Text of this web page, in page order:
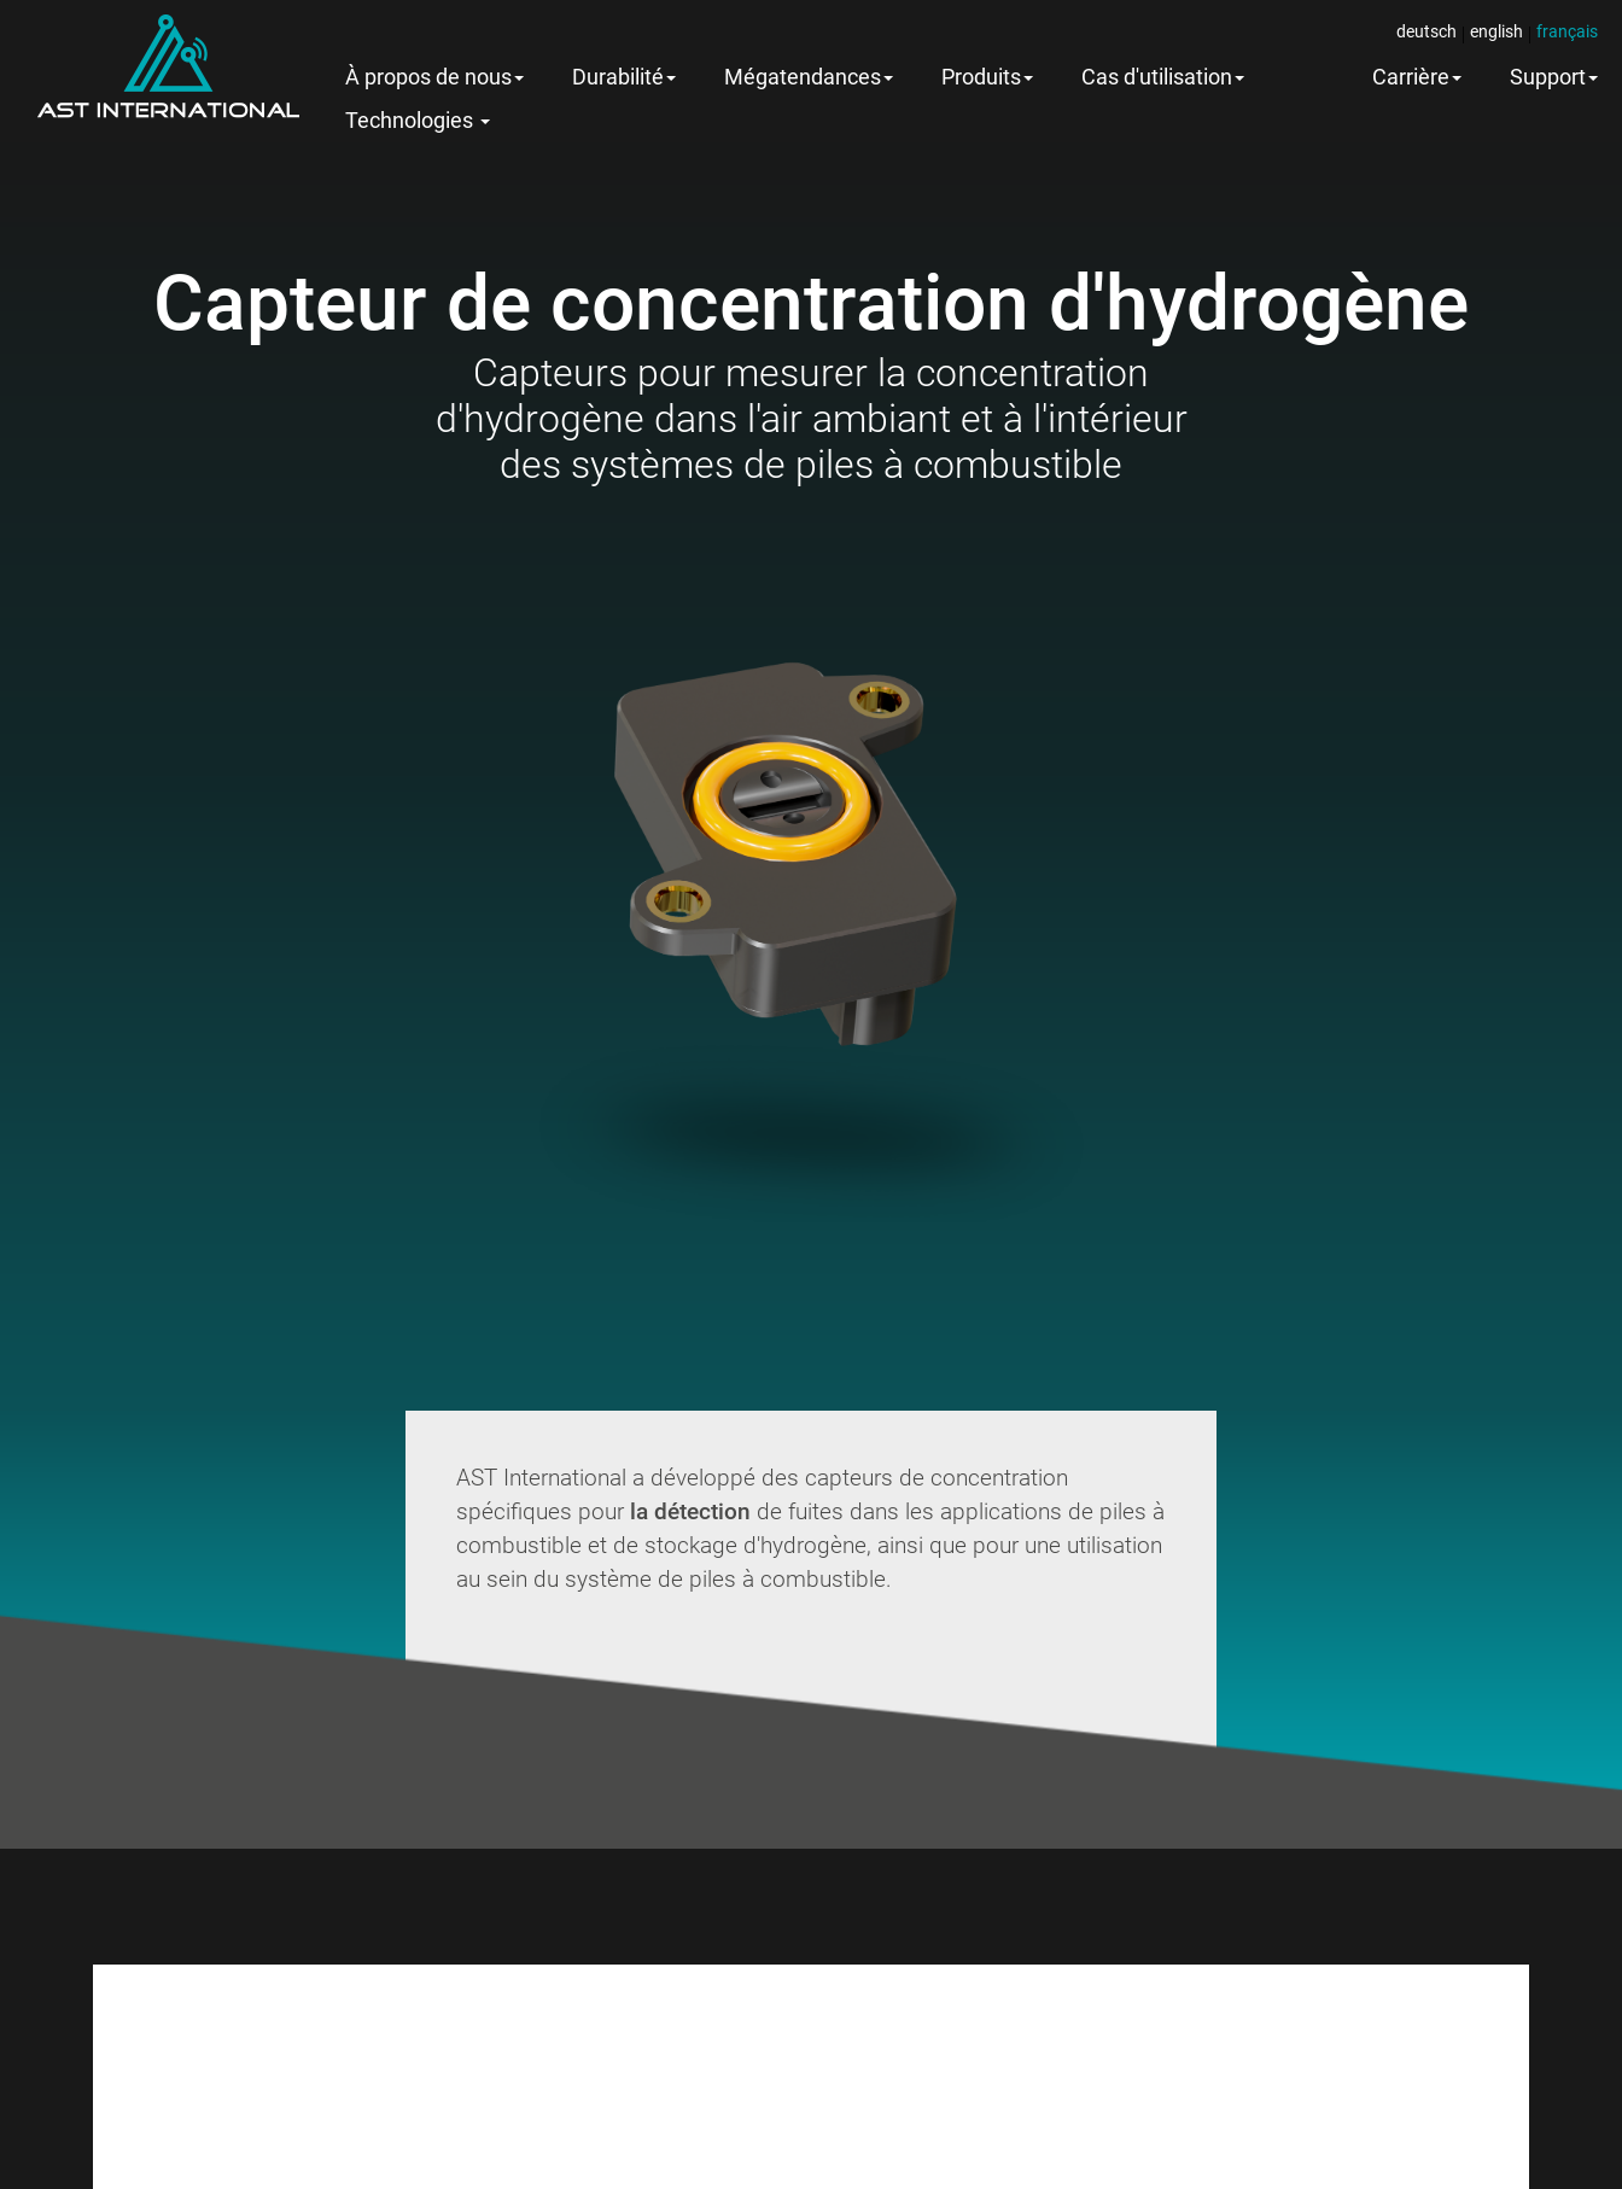
deutsch english français
À propos de nous Durabilité Mégatendances Produits
Cas d'utilisation
Technologies
Carrière Support
Capteur de concentration d'hydrogène
Capteurs pour mesurer la concentration
d'hydrogène dans l'air ambiant et à l'intérieur
des systèmes de piles à combustible
AST International a développé des capteurs de concentration
spécifiques pour la détection de fuites dans les applications de piles à
combustible et de stockage d'hydrogène, ainsi que pour une utilisation
au sein du système de piles à combustible.